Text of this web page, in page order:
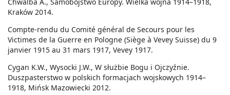
Chwalba A., Samobójstwo Europy. Wielka wojna 1914–1918,
Kraków 2014.
Compte-rendu du Comité général de Secours pour les
Victimes de la Guerre en Pologne (Siège à Vevey Suisse) du 9
janvier 1915 au 31 mars 1917, Vevey 1917.
Cygan K.W., Wysocki J.W., W służbie Bogu i Ojczyźnie.
Duszpasterstwo w polskich formacjach wojskowych 1914–
1918, Mińsk Mazowiecki 2012.